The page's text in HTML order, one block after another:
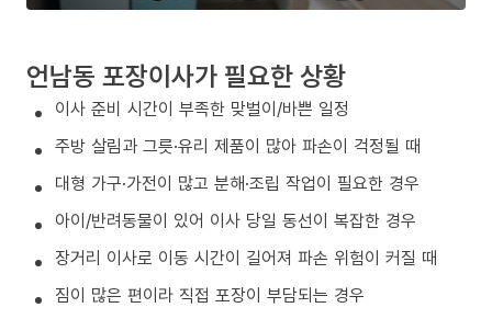
언남동 포장이사가 필요한 상황
이사 준비 시간이 부족한 맞벌이/바쁜 일정
주방 살림과 그릇·유리 제품이 많아 파손이 걱정될 때
대형 가구·가전이 많고 분해·조립 작업이 필요한 경우
아이/반려동물이 있어 이사 당일 동선이 복잡한 경우
장거리 이사로 이동 시간이 길어져 파손 위험이 커질 때
짐이 많은 편이라 직접 포장이 부담되는 경우